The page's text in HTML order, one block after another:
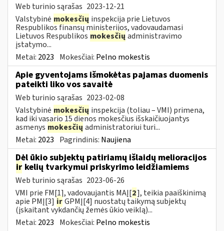
Web turinio sąrašas 2023-12-21
Valstybinė mokesčių inspekcija prie Lietuvos
Respublikos finansų ministerijos, vadovaudamasi
Lietuvos Respublikos mokesčių administravimo
įstatymo...
Metai: 2023 Mokesčiai: Pelno mokestis
Apie gyventojams išmokėtas pajamas duomenis
pateikti liko vos savaitė
Web turinio sąrašas 2023-02-08
Valstybinė mokesčių inspekcija (toliau – VMI) primena,
kad iki vasario 15 dienos mokesčius išskaičiuojantys
asmenys mokesčių administratoriui turi...
Metai: 2023 Pagrindinis: Naujiena
Dėl ūkio subjektų patiriamų išlaidų melioracijos
ir kelių tvarkymui priskyrimo leidžiamiems
Web turinio sąrašas 2023-06-26
VMI prie FM[1], vadovaujantis MAĮ[2], teikia paaiškinimą
apie PMĮ[3]irGPMĮ[4] nuostatų taikymą subjektų
(įskaitant vykdančių žemės ūkio veiklą)...
Metai: 2023 Mokesčiai: Pelno mokestis